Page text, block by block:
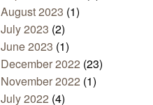
August 2023 (1)
July 2023 (2)
June 2023 (1)
December 2022 (23)
November 2022 (1)
July 2022 (4)